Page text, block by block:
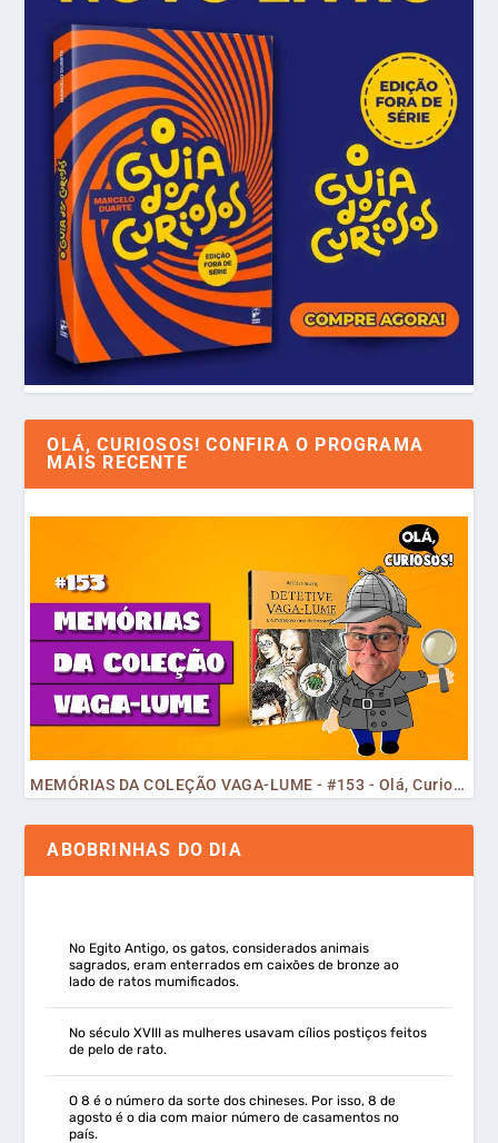
OLÁ, CURIOSOS! CONFIRA O PROGRAMA
MAIS RECENTE
MEMÓRIAS DA COLEÇÃO VAGA-LUME - #153 - Olá, Curiosos! 2023
ABOBRINHAS DO DIA
No Egito Antigo, os gatos, considerados animais
sagrados, eram enterrados em caixões de bronze ao
lado de ratos mumificados.
No século XVIII as mulheres usavam cílios postiços feitos
de pelo de rato.
O 8 é o número da sorte dos chineses. Por isso, 8 de
agosto é o dia com maior número de casamentos no
país.